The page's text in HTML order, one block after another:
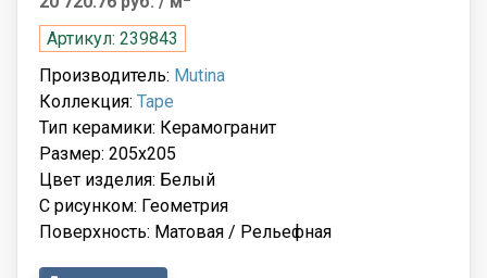
Артикул: 239843
Производитель: Mutina
Коллекция: Tape
Тип керамики: Керамогранит
Размер: 205x205
Цвет изделия: Белый
С рисунком: Геометрия
Поверхность: Матовая / Рельефная